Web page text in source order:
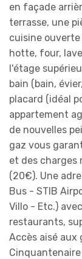
en façade
terrasse, une
cuisine
hotte, four,
l'étage
bain (bain,
placard (idéal
appartement
de nouvelles
gaz vous
et des charges
(20€). Une
Bus - STIB
Villo - Etc.)
restaurants,
Accès aisé aux